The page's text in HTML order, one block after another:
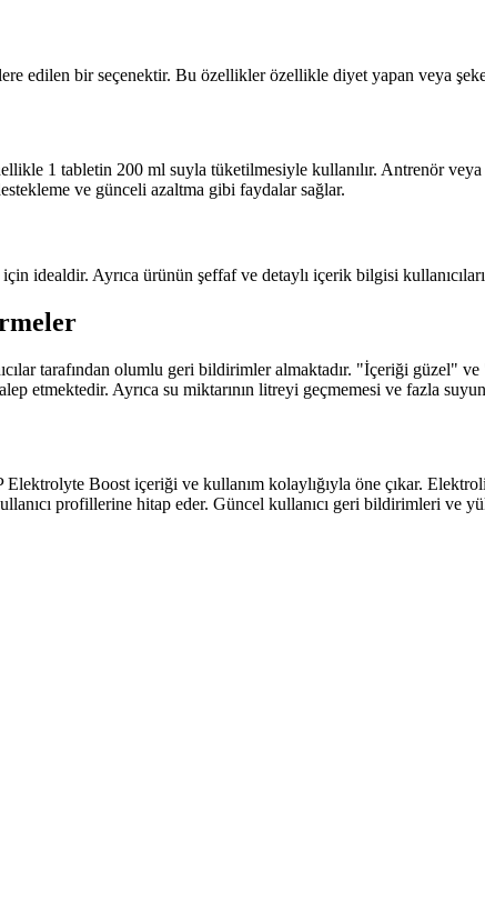
edilen bir seçenektir. Bu özellikler özellikle diyet yapan veya
1 tabletin 200 ml suyla tüketilmesiyle kullanılır. Antrenör
ve günceli azaltma gibi faydalar sağlar.
idealdir. Ayrıca ürünün şeffaf ve detaylı içerik bilgisi
tarafından olumlu geri bildirimler almaktadır. "İçeriği güzel"
etmektedir. Ayrıca su miktarının litreyi geçmemesi ve fazla
Boost içeriği ve kullanım kolaylığıyla öne çıkar.
profillerine hitap eder. Güncel kullanıcı geri bildirimleri ve